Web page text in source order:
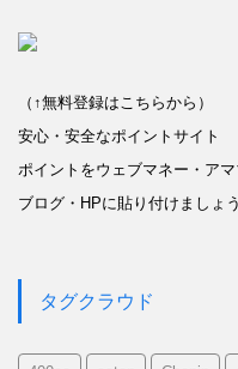
（↑無料登録はこちらから）
安心・安全なポイントサイト
ポイントをウェブマネー・ア
ブログ・HPに貼り付けましょ
タグクラウド